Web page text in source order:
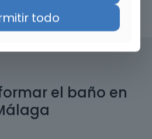
con nosotros
el baño en
todo